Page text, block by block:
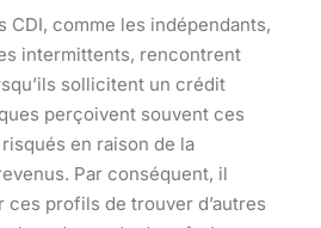
CDI, comme les indépendants,
intermittents, rencontrent
sollicitent un crédit
perçoivent souvent ces
en raison de la
Par conséquent, il
profils de trouver d’autres